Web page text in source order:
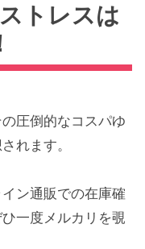
トレスは
圧倒的なコスパゆ
れます。
ン通販での在庫確
一度メルカリを覗